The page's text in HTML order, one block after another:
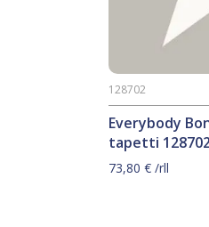
Everybody
tapetti
128702
73,80 € /rll